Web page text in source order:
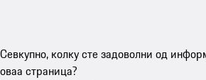
Севкупно, колку сте задоволни од
оваа страница?